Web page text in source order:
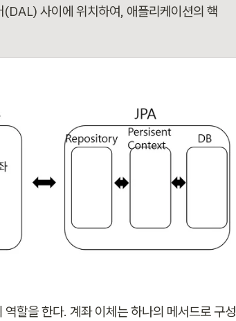
사이에 위치하여, 애플리케이션의 핵
할을 한다. 계좌 이체는 하나의 메서드로 구성